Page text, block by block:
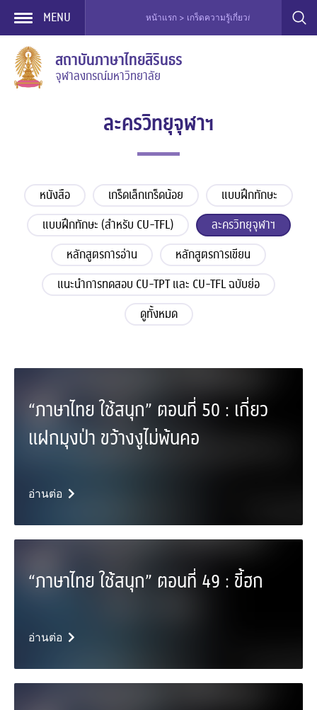
Skip
content
MENU หน้าแรก > เกร็ดความรู้เกี่ยวกับภาษาไทย > ละคร
สถาบันภาษาไทยสิรินธร
จุฬาลงกรณ์มหาวิทยาลัย
ละครวิทยุจุฬาฯ
หนังสือ เกร็ดเล็กเกร็ดน้อย
แบบฝึกทักษะ
แบบฝึกทักษะ (สำหรับ CU-TFL)
ละครวิทยุจุฬาฯ
หลักสูตรการอ่าน
หลักสูตรการเขียน
แนะนำการทดสอบ CU-TPT และ CU-TFL ฉบับย่อ
ดูทั้งหมด
“ภาษาไทย ใช้สนุก” ตอนที่ 50 : เกี่ยว
แฝกมุงป่า ขว้างงูไม่พ้นคอ
อ่านต่อ
“ภาษาไทย ใช้สนุก” ตอนที่ 49 : ขี้ฮก
อ่านต่อ